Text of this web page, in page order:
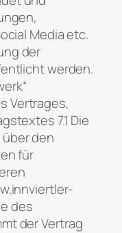
Media etc.
der
werden.
Vertrages,
7.1 Die
den
für
des
der Vertrag